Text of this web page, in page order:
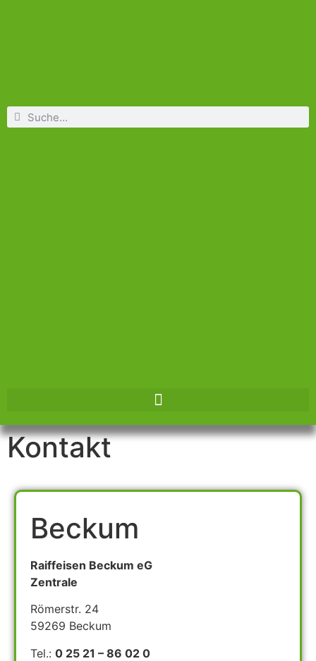
Willkommen!
Futtermittel
Informieren Sie sich jetzt
Kontakt
Beckum
Raiffeisen Beckum eG
Zentrale
Römerstr. 24
59269 Beckum
Tel.: 0 25 21 – 86 02 0